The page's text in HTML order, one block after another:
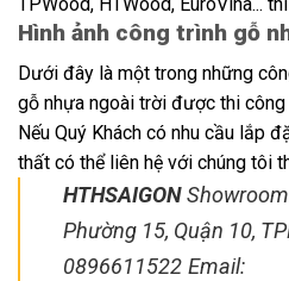
Hình ảnh công trình gỗ
Dưới đây là một trong những
gỗ nhựa ngoài trời được thi
Nếu Quý Khách có nhu cầu lắp
thất có thể liên hệ với chúng tôi
HTHSAIGON
Phường 15, Quận 10,
0896611522 Email: